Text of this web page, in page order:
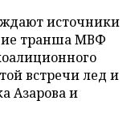
источники
транша МВФ
встречи лед и
Азарова и